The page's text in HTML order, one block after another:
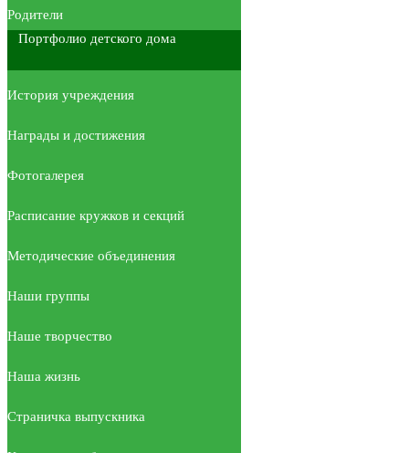
Родители
Портфолио детского дома
История учреждения
Награды и достижения
Фотогалерея
Расписание кружков и секций
Методические объединения
Наши группы
Наше творчество
Наша жизнь
Страничка выпускника